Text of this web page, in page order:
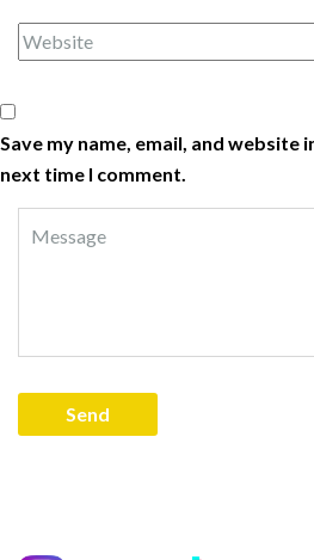
Save my name, email, and
next time I comment.